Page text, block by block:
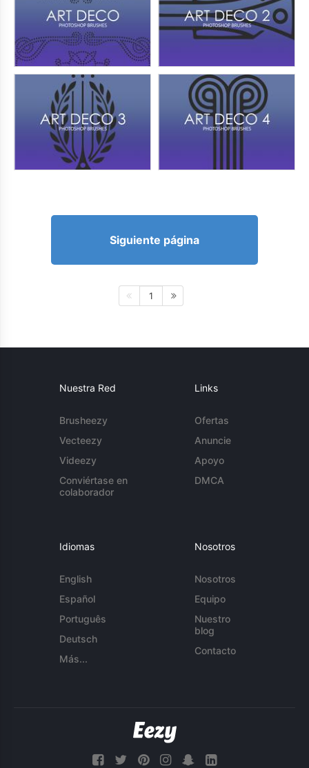
Siguiente página
1
Nuestra Red
Brusheezy
Vecteezy
Videezy
Conviértase en
colaborador
Links
Ofertas
Anuncie
Apoyo
DMCA
Idiomas
English
Español
Português
Deutsch
Más...
Nosotros
Nosotros
Equipo
Nuestro
blog
Contacto